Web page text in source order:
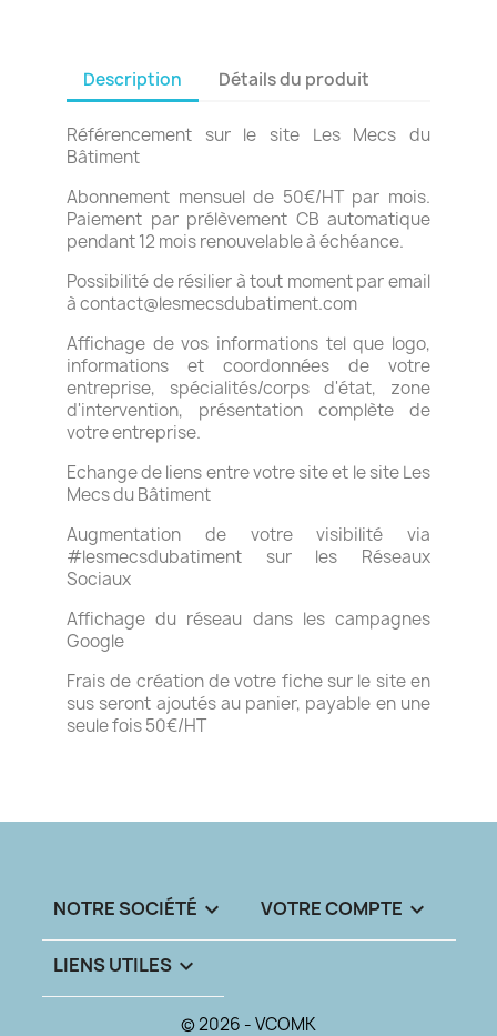
Description Détails du produit
Référencement sur le site Les Mecs du
Bâtiment
Abonnement mensuel de 50€/HT par mois.
Paiement par prélèvement CB automatique
pendant 12 mois renouvelable à échéance.
Possibilité de résilier à tout moment par email
à contact@lesmecsdubatiment.com
Affichage de vos informations tel que logo,
informations et coordonnées de votre
entreprise, spécialités/corps d'état, zone
d'intervention, présentation complète de
votre entreprise.
Echange de liens entre votre site et le site Les
Mecs du Bâtiment
Augmentation de votre visibilité via
#lesmecsdubatiment sur les Réseaux
Sociaux
Affichage du réseau dans les campagnes
Google
Frais de création de votre fiche sur le site en
sus seront ajoutés au panier, payable en une
seule fois 50€/HT
NOTRE SOCIÉTÉ 
LIENS UTILES 
VOTRE COMPTE 
© 2026 - VCOMK